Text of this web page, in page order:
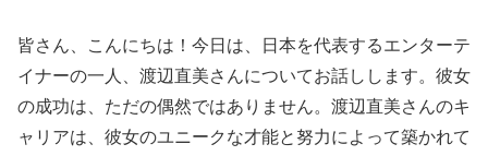
皆さん、こんにちは！今日は、日本を代表するエンターテ
イナーの一人、渡辺直美さんについてお話しします。彼女
の成功は、ただの偶然ではありません。渡辺直美さんのキ
ャリアは、彼女のユニークな才能と努力によって築かれて